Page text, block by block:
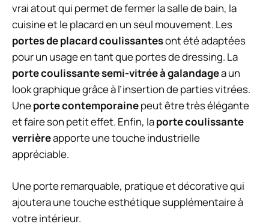
vrai atout qui permet de fermer la salle de bain, la
cuisine et le placard en un seul mouvement. Les
portes de placard coulissantesont été adaptées
pour un usage en tant que portes de dressing. La
porte coulissante semi-vitrée à galandagea un
look graphique grâce à l’insertion de parties vitrées.
Uneporte contemporainepeut être très élégante
et faire son petit effet. Enfin, laporte coulissante
verrièreapporte une touche industrielle
appréciable.
Une porte remarquable, pratique et décorative qui
ajoutera une touche esthétique supplémentaire à
votre intérieur.